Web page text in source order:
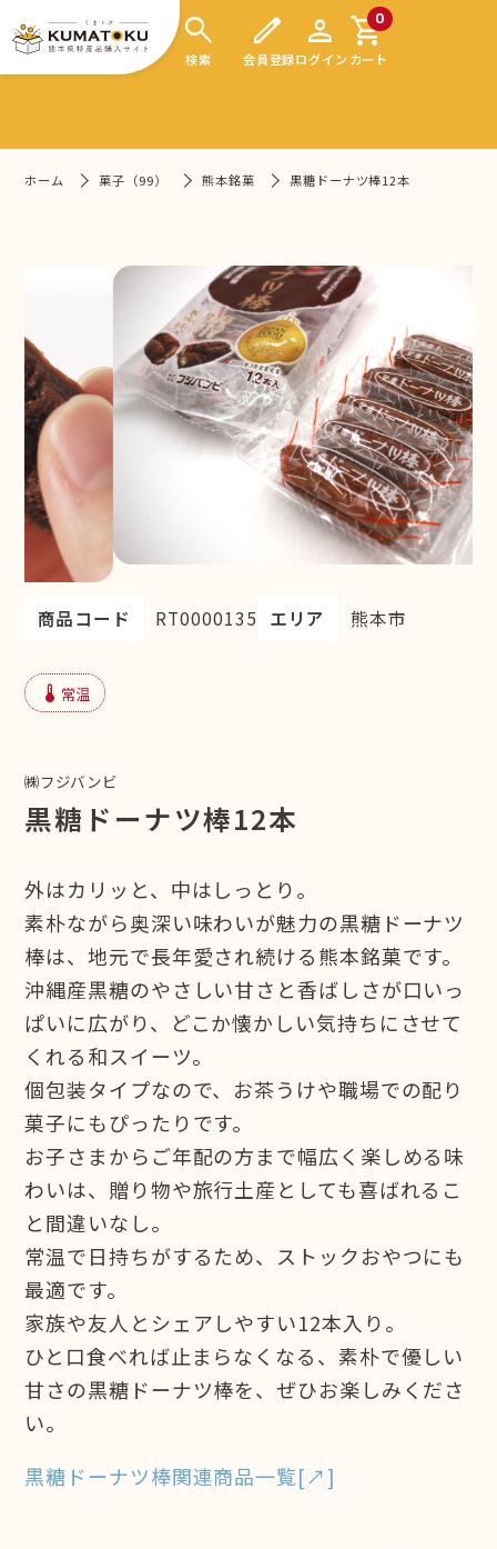
search
検索
edit
会員登録
person
ログイン
0
shopping_cart
カート
ホーム 菓子（99） 熊本銘菓 黒糖ドーナツ棒12本
商品コード RT0000135 エリア 熊本市
device_thermostat 常温
㈱フジバンビ
黒糖ドーナツ棒12本
外はカリッと、中はしっとり。
素朴ながら奥深い味わいが魅力の黒糖ドーナツ
棒は、地元で長年愛され続ける熊本銘菓です。
沖縄産黒糖のやさしい甘さと香ばしさが口いっ
ぱいに広がり、どこか懐かしい気持ちにさせて
くれる和スイーツ。
個包装タイプなので、お茶うけや職場での配り
菓子にもぴったりです。
お子さまからご年配の方まで幅広く楽しめる味
わいは、贈り物や旅行土産としても喜ばれるこ
と間違いなし。
常温で日持ちがするため、ストックおやつにも
最適です。
家族や友人とシェアしやすい12本入り。
ひと口食べれば止まらなくなる、素朴で優しい
甘さの黒糖ドーナツ棒を、ぜひお楽しみくださ
い。
黒糖ドーナツ棒関連商品一覧[↗]